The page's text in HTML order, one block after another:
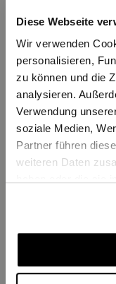
Diese Webseite
Wir verwenden
personalisieren,
zu können und die
analysieren.
Verwendung
soziale Medien,
Partner führen
weiteren Daten